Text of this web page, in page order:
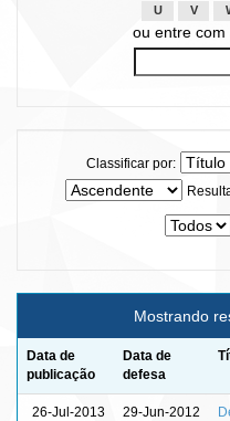
U
V
ou entre com
Classificar por:
Mostrando
Data de
publicação
Data de
defesa
26-Jul-2013 29-Jun-2012